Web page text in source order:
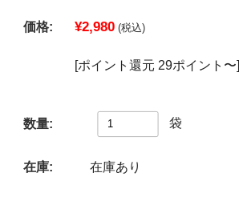
価格: ¥2,980 (税込)
[ポイント還元 29ポイント〜]
数量: 袋
在庫: 在庫あり